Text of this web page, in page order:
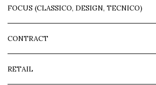
FOCUS (CLASSICO, DESIGN, TECNICO)
CONTRACT
RETAIL